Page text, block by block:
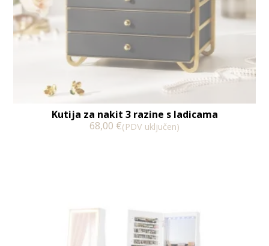
Kutija za nakit 3 razine s ladicama
68,00 €(PDV uključen)